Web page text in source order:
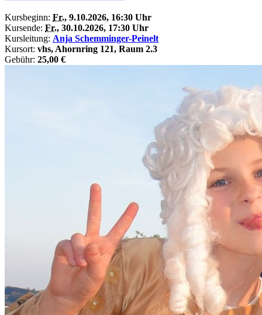
Kursbeginn: Fr., 9.10.2026, 16:30 Uhr
Kursende: Fr., 30.10.2026, 17:30 Uhr
Kursleitung: Anja Schemminger-Peinelt
Kursort: vhs, Ahornring 121, Raum 2.3
Gebühr: 25,00 €